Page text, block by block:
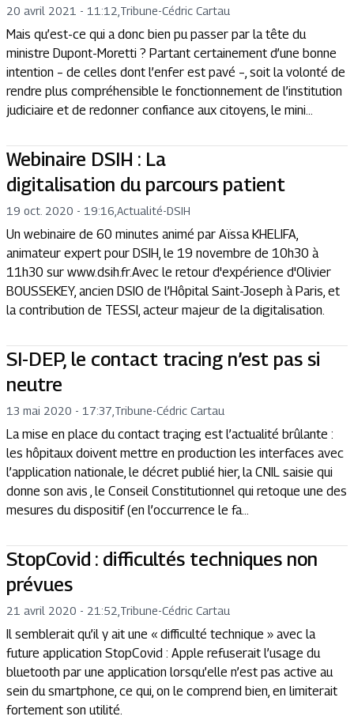
20 avril 2021 - 11:12 Tribune-Cédric Cartau
Mais qu’est-ce qui a donc bien pu passer par la tête du
ministre Dupont-Moretti ? Partant certainement d’une bonne
intention – de celles dont l’enfer est pavé –, soit la volonté de
rendre plus compréhensible le fonctionnement de l’institution
judiciaire et de redonner confiance aux citoyens, le mini...
Webinaire DSIH : La
digitalisation du parcours patient
19 oct. 2020 - 19:16 Actualité-DSIH
Un webinaire de 60 minutes animé par Aïssa KHELIFA,
animateur expert pour DSIH, le 19 novembre de 10h30 à
11h30 sur www.dsih.fr.Avec le retour d'expérience d'Olivier
BOUSSEKEY, ancien DSIO de l’Hôpital Saint-Joseph à Paris, et
la contribution de TESSI, acteur majeur de la digitalisation.
SI-DEP, le contact tracing n’est pas si
neutre
13 mai 2020 - 17:37 Tribune-Cédric Cartau
La mise en place du contact traçing est l’actualité brûlante :
les hôpitaux doivent mettre en production les interfaces avec
l’application nationale, le décret publié hier, la CNIL saisie qui
donne son avis , le Conseil Constitutionnel qui retoque une des
mesures du dispositif (en l’occurrence le fa...
StopCovid : difficultés techniques non
prévues
21 avril 2020 - 21:52 Tribune-Cédric Cartau
Il semblerait qu’il y ait une « difficulté technique » avec la
future application StopCovid : Apple refuserait l’usage du
bluetooth par une application lorsqu’elle n’est pas active au
sein du smartphone, ce qui, on le comprend bien, en limiterait
fortement son utilité.